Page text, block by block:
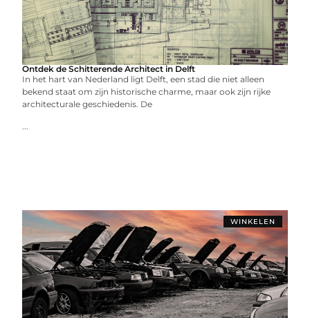
Ontdek de Schitterende Architect in Delft
In het hart van Nederland ligt Delft, een stad die niet alleen
bekend staat om zijn historische charme, maar ook zijn rijke
architecturale geschiedenis. De
...
WINKELEN